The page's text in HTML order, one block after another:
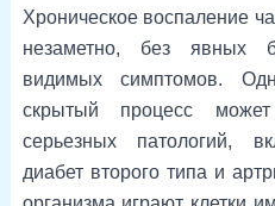
Хроническое воспаление
незаметно, без явных
видимых симптомов.
скрытый процесс
серьезных патологий,
диабет второго типа и